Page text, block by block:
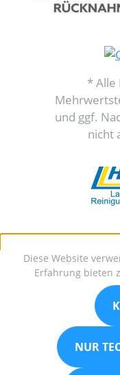
* Alle
und ggf.
nicht
Diese Website
Erfahrung bieten
NUR